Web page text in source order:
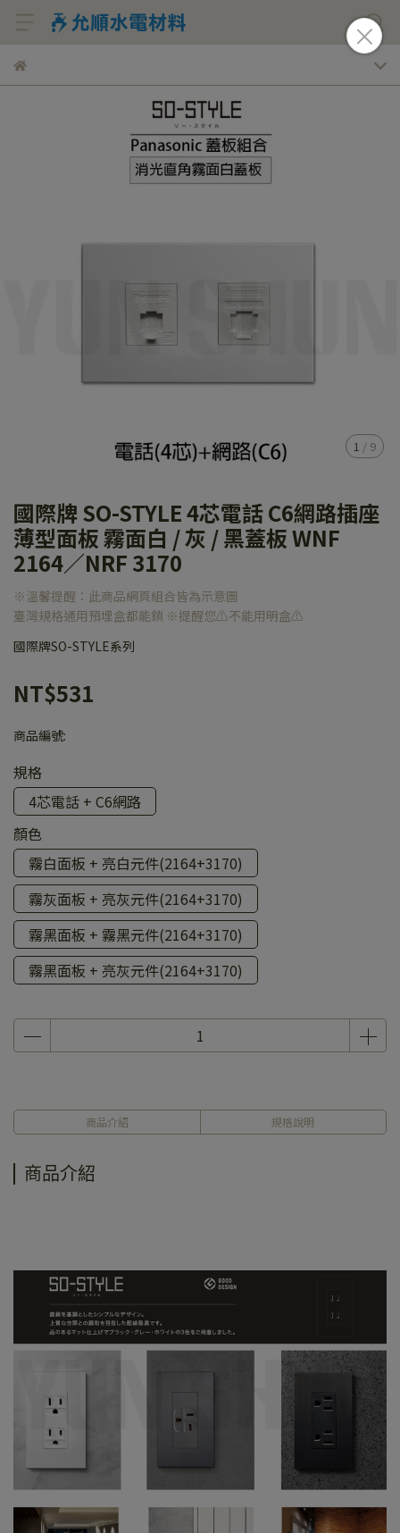
1 / 9
國際牌 SO-STYLE 4芯電話 C6網路插座
薄型面板 霧面白 / 灰 / 黑蓋板 WNF
2164／NRF 3170
※溫馨提醒：此商品網頁組合皆為示意圖
臺灣規格通用預埋盒都能鎖 ※提醒您⚠️不能用明盒⚠️
國際牌SO-STYLE系列
NT$531
商品編號:
規格
4芯電話 + C6網路
顏色
霧白面板 + 亮白元件(2164+3170)
霧灰面板 + 亮灰元件(2164+3170)
霧黑面板 + 霧黑元件(2164+3170)
霧黑面板 + 亮灰元件(2164+3170)
商品介紹 規格說明
商品介紹